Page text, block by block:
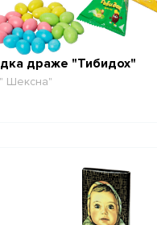
драже "Тибидох"
Шексна"